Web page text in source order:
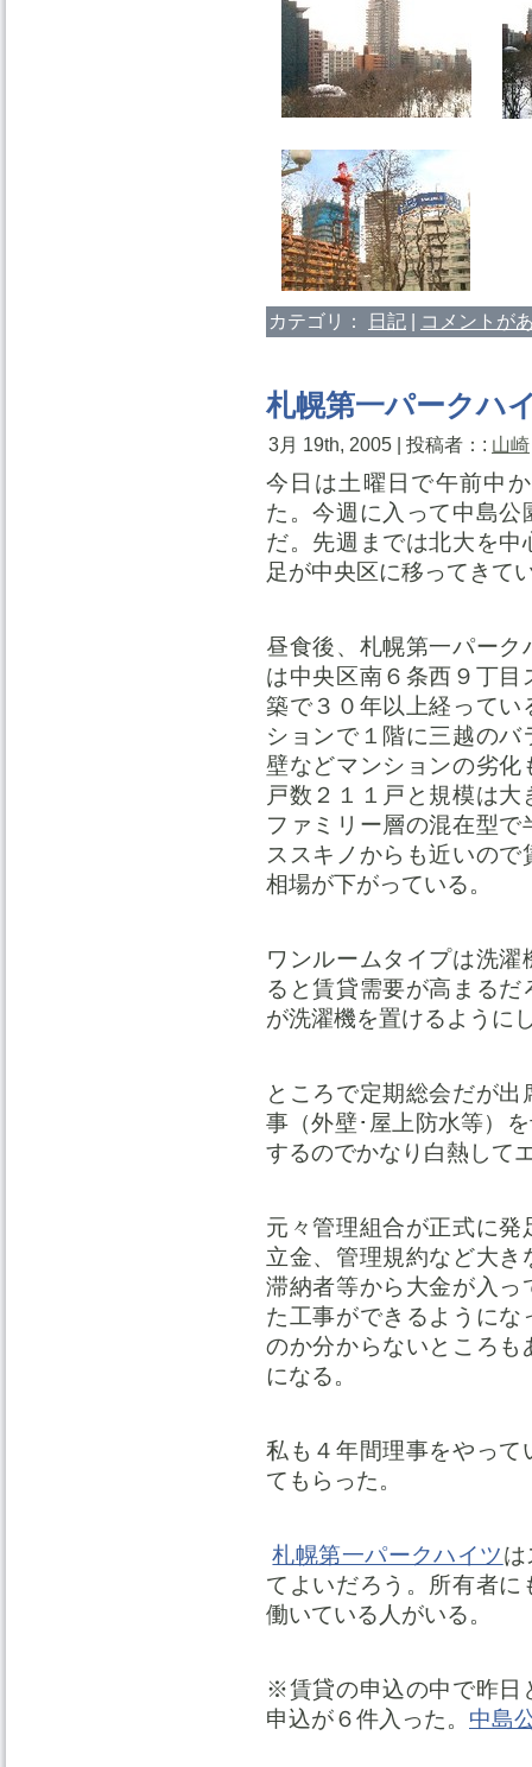
カテゴリ： 日記 コメントが
札幌第一パークハ
3月 19th, 2005 | 投稿者：: 山崎
今日は土曜日で午前中
た。今週に入って中島
だ。先週までは北大を
足が中央区に移ってきて
昼食後、札幌第一パー
は中央区南６条西９丁
築で３０年以上経って
ションで１階に三越の
壁などマンションの劣
戸数２１１戸と規模は
ファミリー層の混在型
ススキノからも近いの
相場が下がっている。
ワンルームタイプは洗
ると賃貸需要が高まる
が洗濯機を置けるように
ところで定期総会だが
事（外壁･屋上防水等）
するのでかなり白熱して
元々管理組合が正式に
立金、管理規約など大
滞納者等から大金が入
た工事ができるように
のか分からないところ
になる。
私も４年間理事をやっ
てもらった。
札幌第一パークハイツ
てよいだろう。所有者
働いている人がいる。
※賃貸の申込の中で昨日
申込が６件入った。 中島